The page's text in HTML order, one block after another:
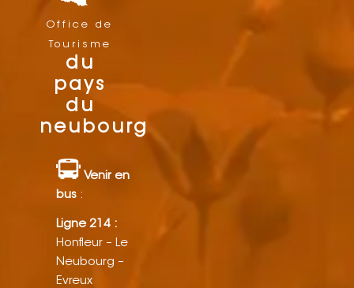
Office de
Tourisme
du
pays
du
neubourg
Venir en
bus:
Ligne 214 :
Honfleur – Le
Neubourg –
Evreux